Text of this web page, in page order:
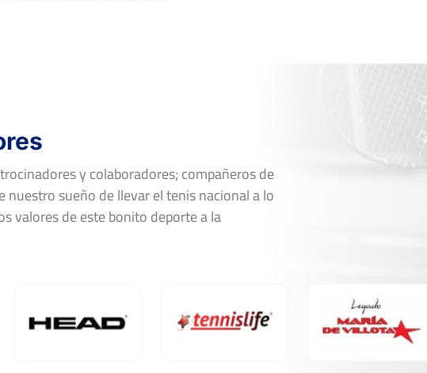
y colaboradores; compañeros de
nuestro sueño de llevar el tenis nacional a lo
valores de este bonito deporte a la